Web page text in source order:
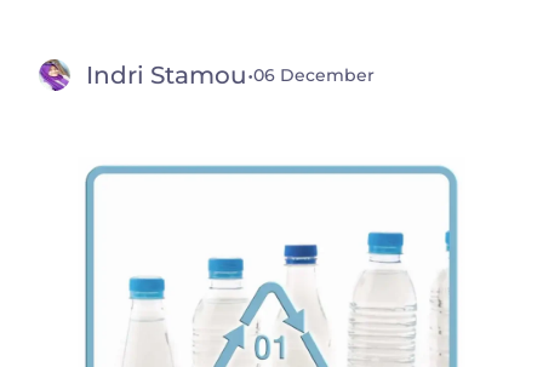
Indri Stamou·06 December